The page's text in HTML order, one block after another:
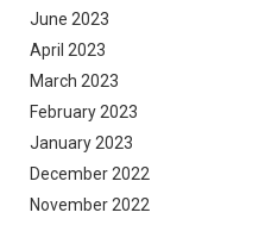
June 2023
April 2023
March 2023
February 2023
January 2023
December 2022
November 2022